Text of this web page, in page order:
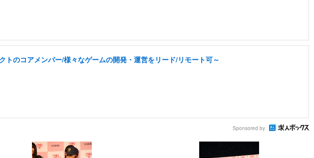
のコアメンバー/様々なゲームの開発・運営をリード/リモート可～
Sponsored by